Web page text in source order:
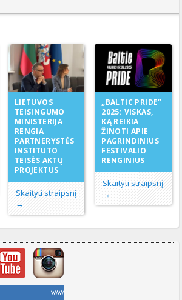
LIETUVOS
TEISINGUMO
MINISTERIJA
RENGIA
PARTNERYSTĖS
INSTITUTO
TEISĖS AKTŲ
PROJEKTUS
Skaityti straipsnį
→
„BALTIC PRIDE“
2025: VISKAS,
KĄ REIKIA
ŽINOTI APIE
PAGRINDINIUS
FESTIVALIO
RENGINIUS
Skaityti straipsnį
→